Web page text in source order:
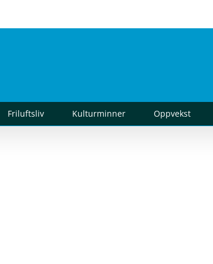
Friluftsliv Kulturminner Oppvekst